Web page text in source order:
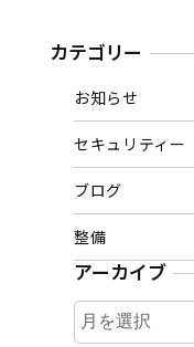
カテゴリー
お知らせ
セキュリティー
ブログ
整備
アーカイブ
ア
ー